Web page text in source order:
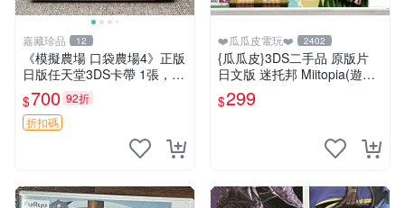
嘉藏珍品 12
《模擬農場 口袋農場4》正版
日版任天堂3DS卡帶 1張，同
時購第二張起可減張， 成色
如圖，原相機拍攝，一卡一
拍，因相機，光線環境等因
素，成色可能與實物
$700 92折
折扣碼
❤️瓜瓜皮電玩❤️ 2402
{瓜瓜皮}3DS二手品 原版片
日文版 迷托邦 Miitopia(遊戲
都能回收)
$299